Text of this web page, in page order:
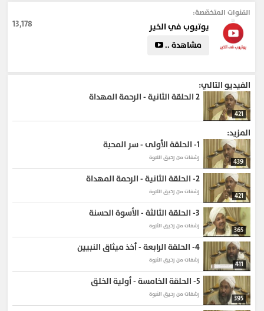
وشبابه وزواجه من خديجة راضية الله عنها
#التنمية_الإيمانية
#حب#محمد
القنوات المتخصّصة:
13,178
يوتيوب في الخير
مشاهدة ..
الفيديو التالي:
421
2الحلقة الثانية - الرحمة المهداة
المزيد:
439
1- الحلقة الأولى - سر المحبة
رشفات من رحيق النبوة
421
2- الحلقة الثانية - الرحمة المهداة
رشفات من رحيق النبوة
365
3- الحلقة الثالثة - الأسوة الحسنة
رشفات من رحيق النبوة
411
4- الحلقة الرابعة - أخذ ميثاق النبيين
رشفات من رحيق النبوة
395
5- الحلقة الخامسة - أولية الخلق
رشفات من رحيق النبوة